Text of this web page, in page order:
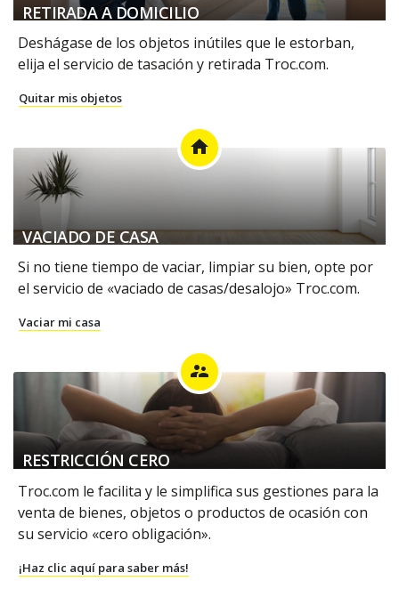
RETIRADA A DOMICILIO
Deshágase de los objetos inútiles que le estorban,
elija el servicio de tasación y retirada Troc.com.
Quitar mis objetos
home
VACIADO DE CASA
Si no tiene tiempo de vaciar, limpiar su bien, opte por
el servicio de «vaciado de casas/desalojo» Troc.com.
Vaciar mi casa
supervisor_account
RESTRICCIÓN CERO
Troc.com le facilita y le simplifica sus gestiones para la
venta de bienes, objetos o productos de ocasión con
su servicio «cero obligación».
¡Haz clic aquí para saber más!